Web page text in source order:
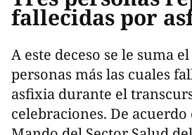
fallecidas por
A este deceso se le suma
personas más las cuales
asfixia durante el
celebraciones. De acuerdo